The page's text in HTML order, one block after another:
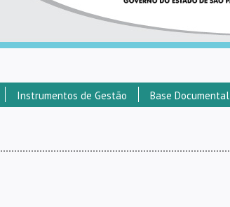
Instrumentos de Gestão Base Documental